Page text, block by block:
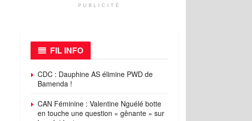
PUBLICITÉ
FIL INFO
CDC : Dauphine AS élimine PWD de
Bamenda !
CAN Féminine : Valentine Nguélé botte
en touche une question « gênante » sur